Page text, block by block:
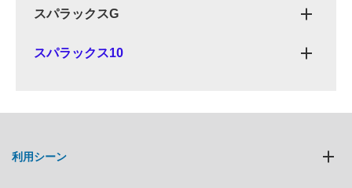
スパラックスG
スパラックス10
利用シーン